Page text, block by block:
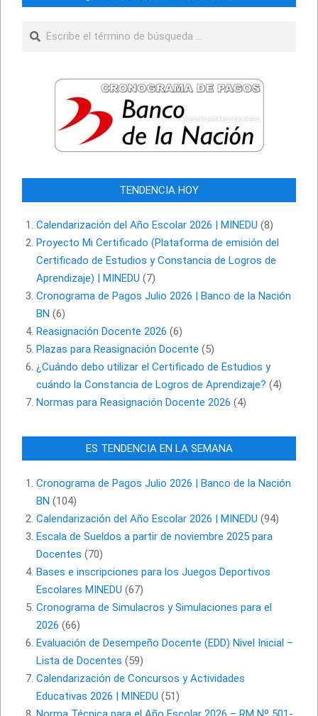
Buscar
TENDENCIA HOY
Calendarización del Año Escolar 2026 | MINEDU (8)
Proyecto Mi Certificado (Plataforma de emisión del
Certificado de Estudios y Constancia de Logros de
Aprendizaje) | MINEDU (7)
Cronograma de Pagos Julio 2026 | Banco de la Nación
BN (6)
Reasignación Docente 2026 (6)
Plazas para Reasignación Docente (5)
¿Cuándo debo utilizar el Certificado de Estudios y
cuándo la Constancia de Logros de Aprendizaje? (4)
Normas para Reasignación Docente 2026 (4)
ES TENDENCIA EN LA SEMANA
Cronograma de Pagos Julio 2026 | Banco de la Nación
BN (104)
Calendarización del Año Escolar 2026 | MINEDU (94)
Escala de Sueldos a partir de noviembre 2025 para
Docentes (70)
Bases e inscripciones para los Juegos Deportivos
Escolares MINEDU (67)
Cronograma de Simulacros y Simulaciones para el
2026 (66)
Evaluación de Desempeño Docente (EDD) Nivel Inicial –
Lista de Docentes (59)
Calendarización de Concursos y Actividades
Educativas 2026 | MINEDU (51)